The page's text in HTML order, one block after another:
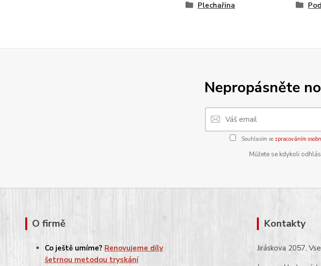
Plechařina
Nepropásněte
Souhlasím se zpracováním
Můžete se kdykoli
O firmě
Co ještě umíme? Renovujeme díly
šetrnou metodou tryskání
Kontakty
Jiráskova 2057,